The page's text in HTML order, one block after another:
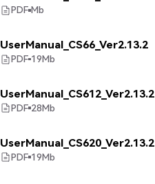
PDF Mb
UserManual_CS66_Ver2.13.2
PDF 19Mb
UserManual_CS612_Ver2.13.2
PDF 28Mb
UserManual_CS620_Ver2.13.2
PDF 19Mb